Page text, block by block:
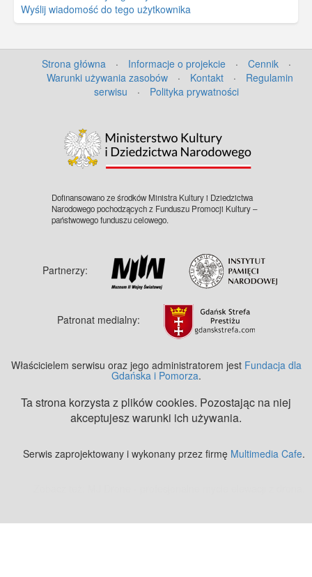
Wyślij wiadomość do tego użytkownika
Strona główna · Informacje o projekcie · Cennik
·
Warunki używania zasobów
· Kontakt ·
Regulamin
serwisu
· Polityka prywatności
Dofinansowano ze środków Ministra Kultury i Dziedzictwa
Narodowego pochodzących z Funduszu Promocji Kultury –
państwowego funduszu celowego.
Partnerzy:
Patronat medialny:
Właścicielem serwisu oraz jego administratorem jest Fundacja dla
Gdańska i Pomorza.
Ta strona korzysta z plików cookies. Pozostając na niej
akceptujesz warunki ich używania.
Serwis zaprojektowany i wykonany przez firmę Multimedia Cafe.